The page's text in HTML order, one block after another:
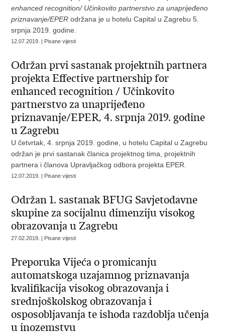
enhanced recognition/ Učinkovito partnerstvo za unaprijeđeno
priznavanje/EPER održana je u hotelu Capital u Zagrebu 5.
srpnja 2019. godine.
12.07.2019. | Pisane vijesti
Održan prvi sastanak projektnih partnera
projekta Effective partnership for
enhanced recognition / Učinkovito
partnerstvo za unaprijeđeno
priznavanje/EPER, 4. srpnja 2019. godine
u Zagrebu
U četvrtak, 4. srpnja 2019. godine, u hotelu Capital u Zagrebu
održan je prvi sastanak članica projektnog tima, projektnih
partnera i članova Upravljačkog odbora projekta EPER.
12.07.2019. | Pisane vijesti
Održan 1. sastanak BFUG Savjetodavne
skupine za socijalnu dimenziju visokog
obrazovanja u Zagrebu
27.02.2019. | Pisane vijesti
Preporuka Vijeća o promicanju
automatskoga uzajamnog priznavanja
kvalifikacija visokog obrazovanja i
srednjoškolskog obrazovanja i
osposobljavanja te ishoda razdoblja učenja
u inozemstvu